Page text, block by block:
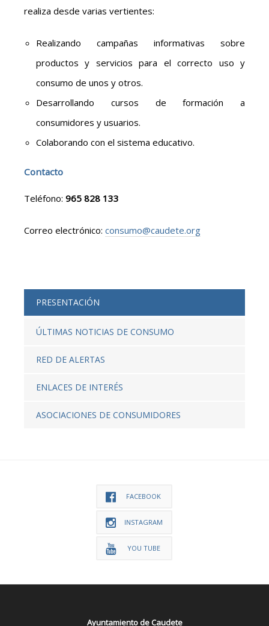
realiza desde varias vertientes:
Realizando campañas informativas sobre
productos y servicios para el correcto uso y
consumo de unos y otros.
Desarrollando cursos de formación a
consumidores y usuarios.
Colaborando con el sistema educativo.
Contacto
Teléfono: 965 828 133
Correo electrónico: consumo@caudete.org
PRESENTACIÓN
ÚLTIMAS NOTICIAS DE CONSUMO
RED DE ALERTAS
ENLACES DE INTERÉS
ASOCIACIONES DE CONSUMIDORES
FACEBOOK
INSTAGRAM
YOU TUBE
Ayuntamiento de Caudete